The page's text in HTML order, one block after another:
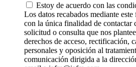
Estoy de acuerdo con las
Los datos recabados mediante
con la única finalidad de contactar
solicitud o consulta que nos
derechos de acceso, rectificación,
personales y oposición al
comunicación dirigida a la